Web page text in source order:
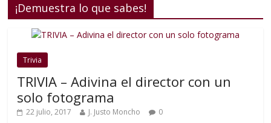
¡Demuestra lo que sabes!
Trivia
TRIVIA – Adivina el director con un
solo fotograma
22 julio, 2017 J. Justo Moncho 0